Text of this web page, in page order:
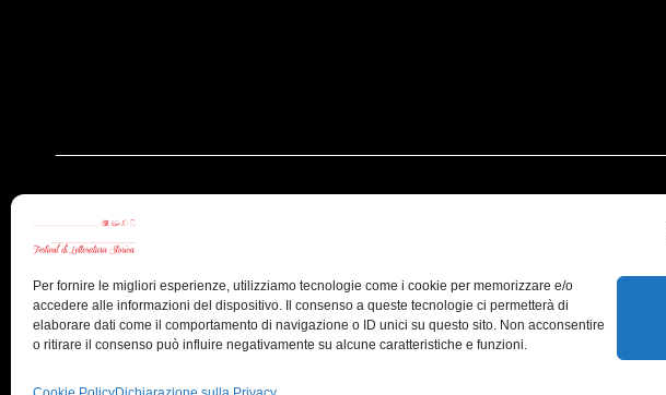
Per fornire le migliori esperienze, utilizziamo tecnologie come i cookie per memorizzare e/o
accedere alle informazioni del dispositivo. Il consenso a queste tecnologie ci permetterà di
elaborare dati come il comportamento di navigazione o ID unici su questo sito. Non acconsentire
o ritirare il consenso può influire negativamente su alcune caratteristiche e funzioni.